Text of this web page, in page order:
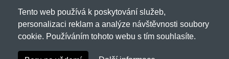
Zpráva*
Novinky emailem
Copyright © 2007-2026 (19 let s vámi)Netnakup.cz
Tento web používá k poskytování služeb,
personalizaci reklam a analýze návštěvnosti soubory
cookie. Používáním tohoto webu s tím souhlasíte.